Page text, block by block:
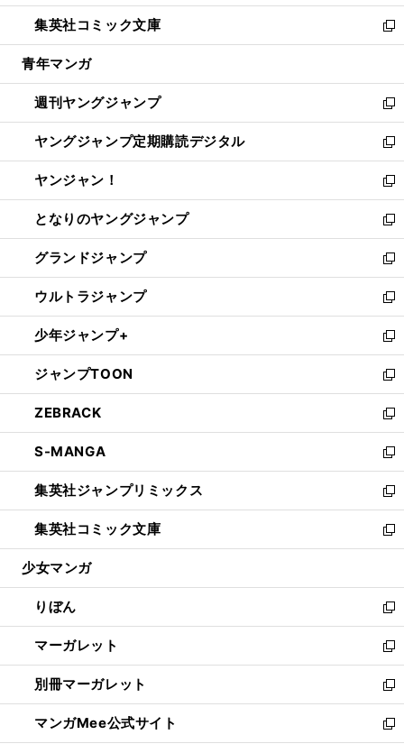
開
く
ウ
で
開
ン
ド
ウ
開
く
ウ
ィ
ン
ウ
で
開
く
し
い
ウ
ン
ド
ウ
で
開
く
集英社コミック文庫
新
し
ウ
ィ
ン
ド
ウ
で
開
く
青年マンガ
週刊ヤングジャンプ
新
し
い
ウ
ィ
ン
ド
ウ
で
開
く
ヤングジャンプ定期購読デジタル
新
し
い
ウ
ィ
ン
ド
ウ
で
開
く
ヤンジャン！
新
し
い
ウ
ィ
ン
ド
ウ
で
開
く
となりのヤングジャンプ
新
し
い
ウ
ィ
ン
ド
ウ
で
開
く
グランドジャンプ
新
し
い
ウ
ィ
ン
ド
ウ
で
開
く
ウルトラジャンプ
新
し
い
ウ
ィ
ン
ド
ウ
で
開
く
少年ジャンプ+
新
し
い
ウ
ィ
ン
ド
ウ
で
開
く
ジャンプTOON
新
し
い
ウ
ィ
ン
ド
ウ
で
開
ZEBRACK
新
し
い
ウ
ィ
ン
ド
ウ
開
く
S-MANGA
新
し
い
ウ
ィ
ン
ウ
で
開
く
集英社ジャンプリミックス
新
し
い
ウ
ン
ド
ウ
で
開
く
集英社コミック文庫
新
し
ウ
ィ
ン
ド
ウ
で
開
く
少女マンガ
りぼん
新
し
い
ウ
ィ
ン
ド
ウ
マーガレット
新
し
い
ウ
ィ
ン
別冊マーガレット
新
し
い
ウ
マンガMee公式サイト
新
し